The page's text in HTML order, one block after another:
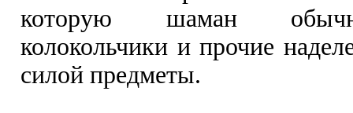
которую шаман
колокольчики и прочие
силой предметы.